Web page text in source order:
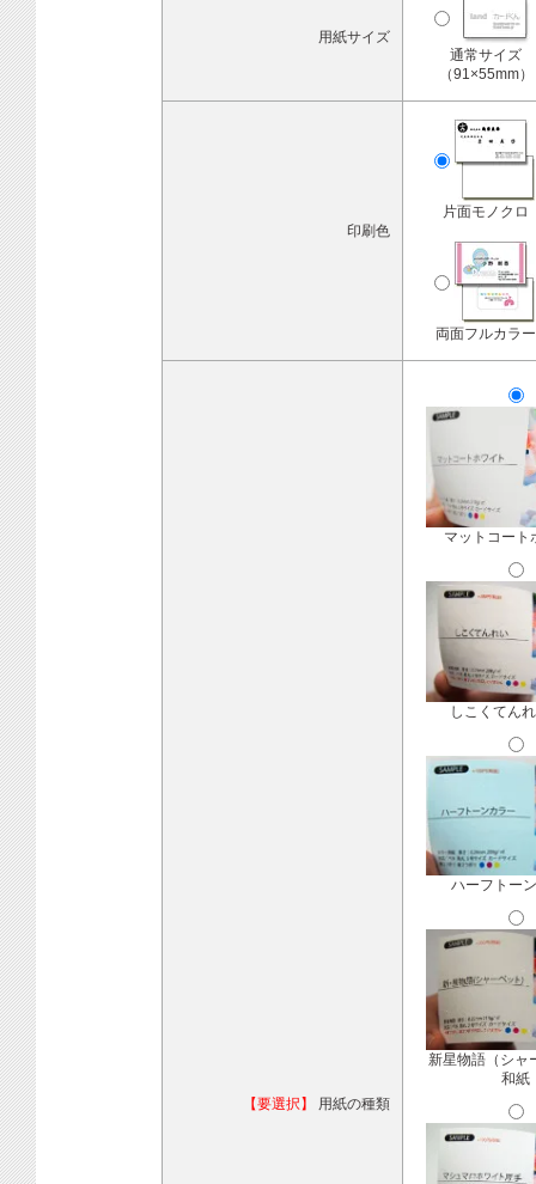
用紙サイズ
通常サイズ
（91×55mm）
印刷色
片面モノクロ
両面フルカラー
【要選択】 用紙の種類
マットコート
しこくてん
ハーフトー
新星物語（シャ
和紙